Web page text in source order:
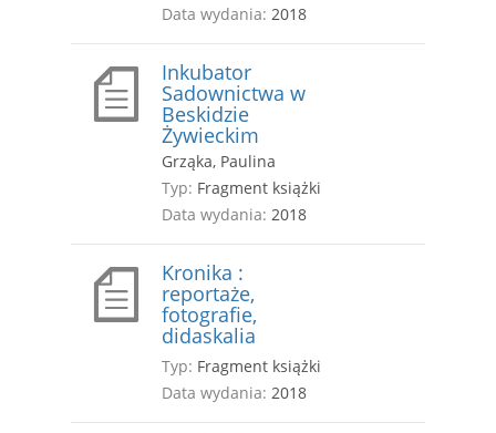
Data wydania: 2018
Inkubator
Sadownictwa w
Beskidzie
Żywieckim
Grząka, Paulina
Typ: Fragment książki
Data wydania: 2018
Kronika :
reportaże,
fotografie,
didaskalia
Typ: Fragment książki
Data wydania: 2018